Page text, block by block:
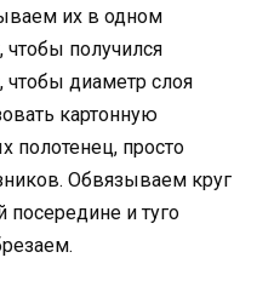
их в одном
чтобы получился
диаметр слоя
картонную
полотенец, просто
Обвязываем круг
посередине и туго